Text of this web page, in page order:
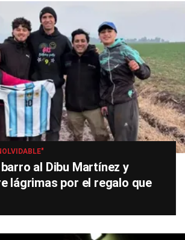
al Dibu Martínez y
lágrimas por el regalo que